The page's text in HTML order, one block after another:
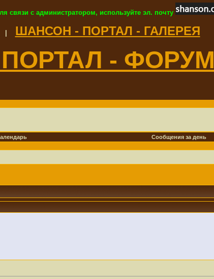
связи с администратором, используйте эл. почту
ШАНСОН - ПОРТАЛ - ГАЛЕРЕЯ
- ФОРУМ
Сообщения за день